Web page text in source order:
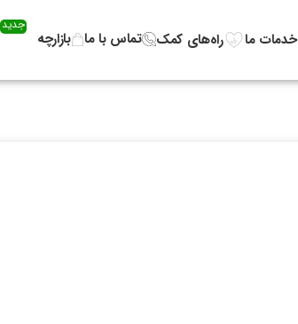
خدمات ما راه‌های کمک تماس با ما بازارچه
جدید